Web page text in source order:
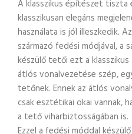
A klasszikus építészet tiszta
klasszikusan elegáns
használata is jól illeszkedik.
származó fedési módjával,
készülő tetői ezt a
átlós vonalvezetése szép,
tetőnek. Ennek az átlós
csak esztétikai okai vannak,
a tető viharbiztosságában is.
Ezzel a fedési móddal